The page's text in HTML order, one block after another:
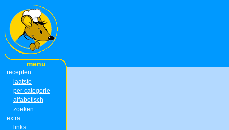
menu
recepten
laatste
per categorie
alfabetisch
zoeken
extra
links